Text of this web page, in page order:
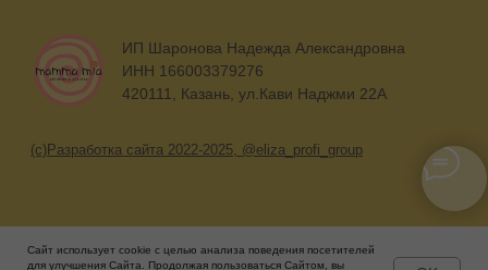
Сайт использует cookie с целью анализа поведения посетителей
для улучшения Сайта. Продолжая пользоваться Сайтом, вы